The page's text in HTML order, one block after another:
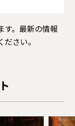
す。最新の情報
ださい。